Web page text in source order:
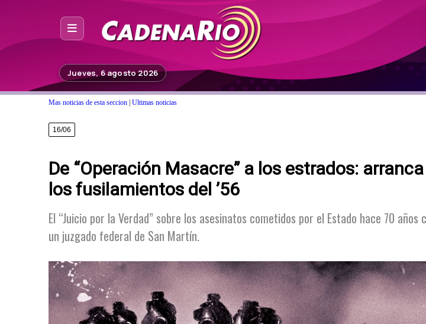
Noticias
Fuera de Foco
Programación
Contacto
Jueves, 6 agosto 2026
Mas noticias de esta seccion Ultimas noticias
16/06
De “Operación Masacre” a los estrados:
los fusilamientos del ’56
El “Juicio por la Verdad” sobre los asesinatos cometidos por el Estado hace 70 años
un juzgado federal de San Martín.